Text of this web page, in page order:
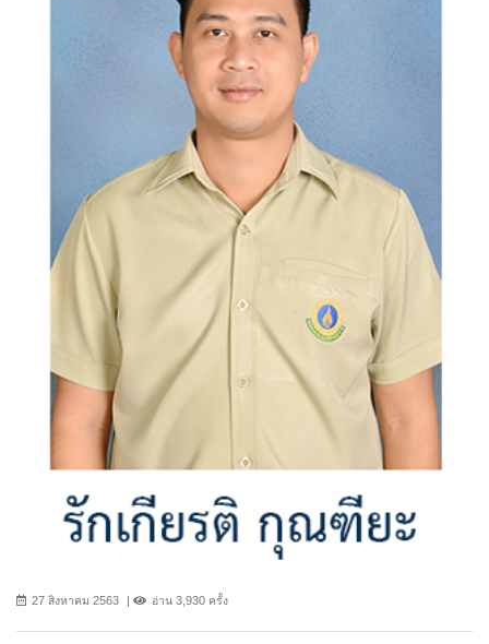
27 สิงหาคม 2563 อ่าน 3,930 ครั้ง